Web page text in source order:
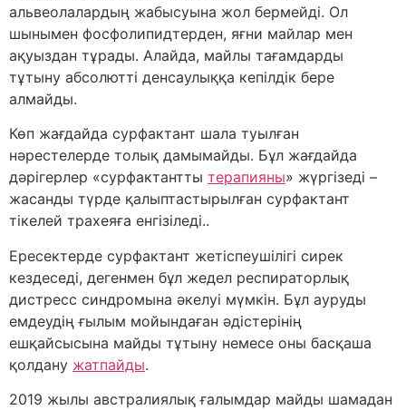
альвеолалардың жабысуына жол бермейді. Ол
шынымен фосфолипидтерден, яғни майлар мен
ақуыздан тұрады. Алайда, майлы тағамдарды
тұтыну абсолютті денсаулыққа кепілдік бере
алмайды.
Көп жағдайда сурфактант шала туылған
нәрестелерде толық дамымайды. Бұл жағдайда
дәрігерлер «сурфактантты терапияны» жүргізеді –
жасанды түрде қалыптастырылған сурфактант
тікелей трахеяға енгізіледі..
Ересектерде сурфактант жетіспеушілігі сирек
кездеседі, дегенмен бұл жедел респираторлық
дистресс синдромына әкелуі мүмкін. Бұл ауруды
емдеудің ғылым мойындаған әдістерінің
ешқайсысына майды тұтыну немесе оны басқаша
қолдану жатпайды.
2019 жылы австралиялық ғалымдар майды шамадан